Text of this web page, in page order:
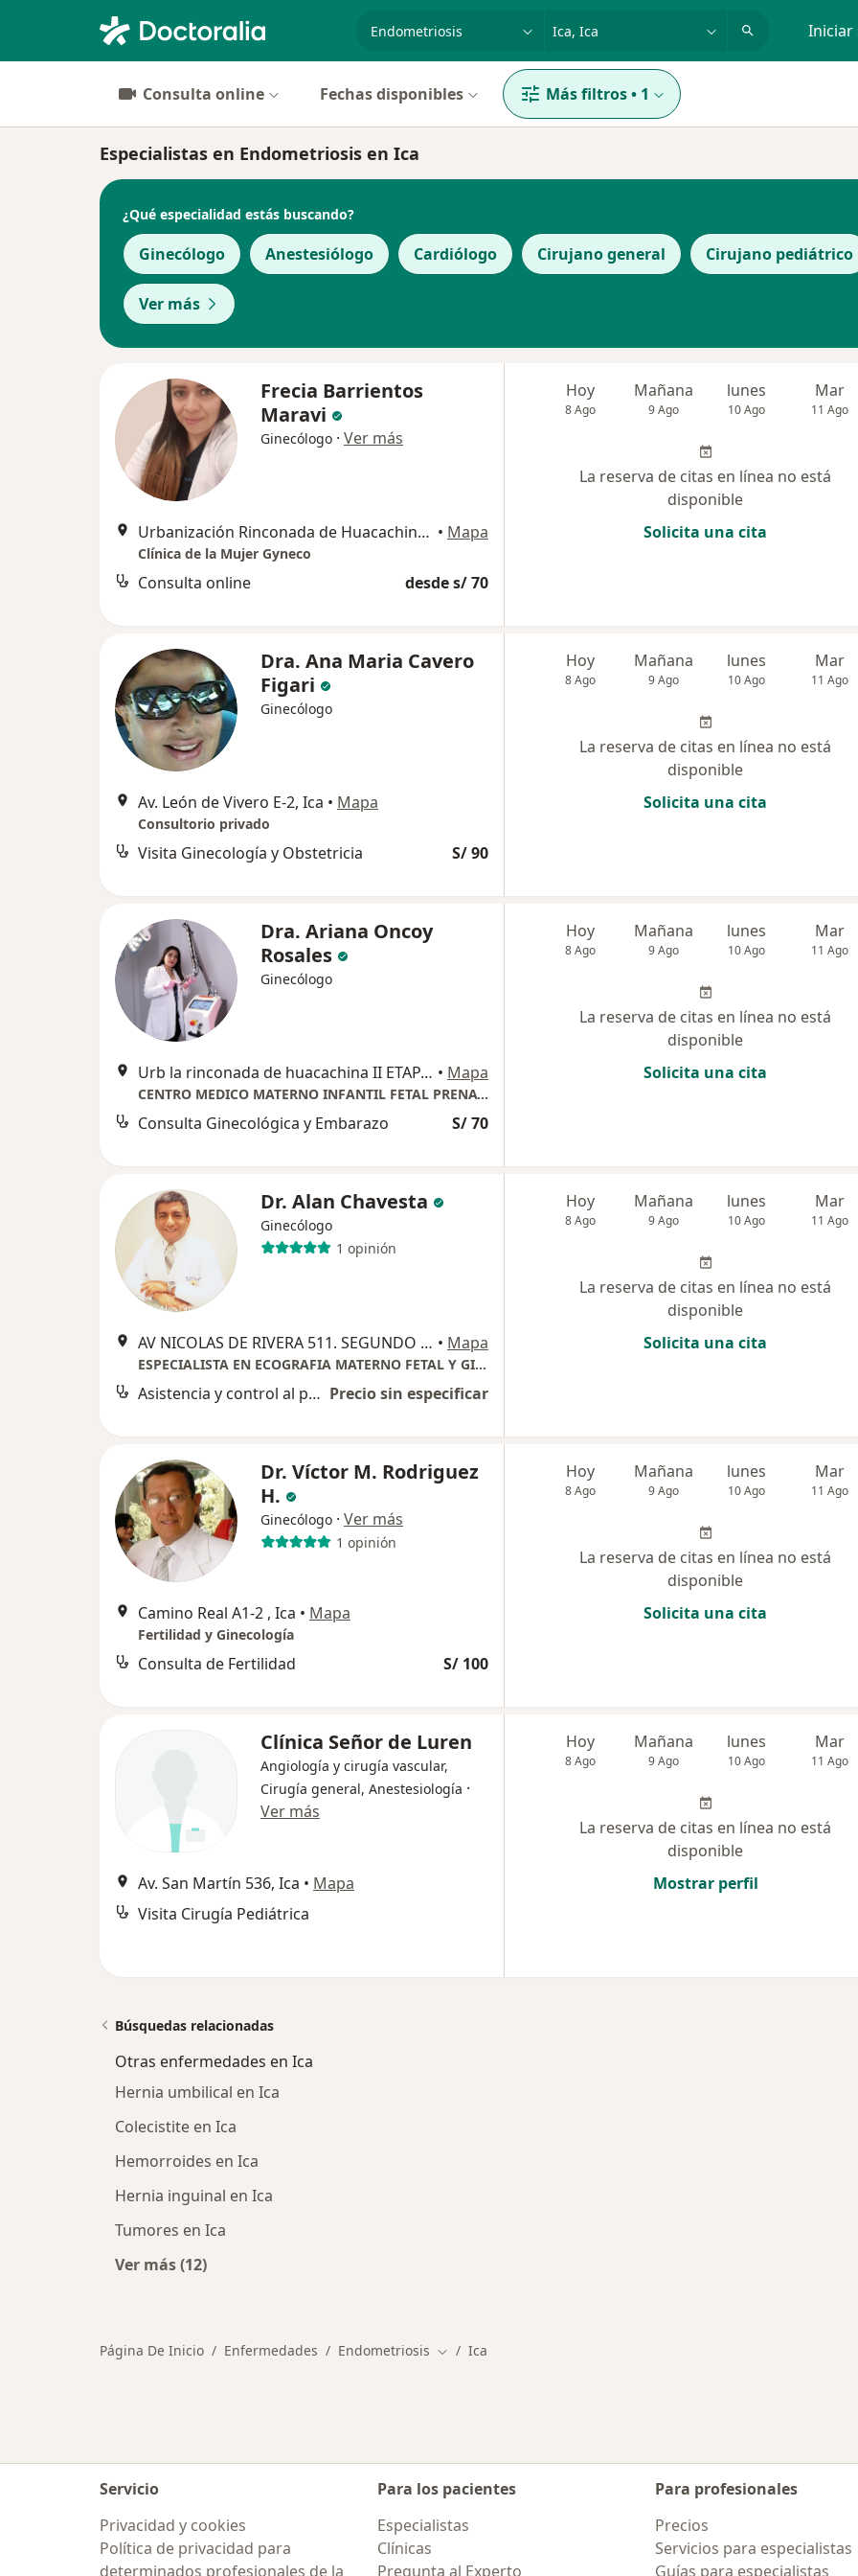
Iniciar
Consulta online Fechas disponibles Más filtros• 1
Especialistas en Endometriosis en Ica
¿Qué especialidad estás buscando?
Ginecólogo Anestesiólogo Cardiólogo Cirujano general Cirujano pediátrico
Ver más
Frecia Barrientos
Maravi
Ginecólogo · Ver más
Urbanización Rinconada de Huacachina II etapa F9, Ica • Mapa
Clínica de la Mujer Gyneco
Consulta online desde s/ 70
Hoy
8 Ago
Mañana
9 Ago
lunes
10 Ago
Mar
11 Ago
La reserva de citas en línea no está
disponible
Solicita una cita
Dra. Ana Maria Cavero
Figari
Ginecólogo
Av. León de Vivero E-2, Ica • Mapa
Consultorio privado
Visita Ginecología y Obstetricia S/ 90
Hoy
8 Ago
Mañana
9 Ago
lunes
10 Ago
Mar
11 Ago
La reserva de citas en línea no está
disponible
Solicita una cita
Dra. Ariana Oncoy
Rosales
Ginecólogo
Urb la rinconada de huacachina II ETAPA / MZA F -13, Ica • Mapa
CENTRO MEDICO MATERNO INFANTIL FETAL PRENATALIA
Consulta Ginecológica y Embarazo S/ 70
Hoy
8 Ago
Mañana
9 Ago
lunes
10 Ago
Mar
11 Ago
La reserva de citas en línea no está
disponible
Solicita una cita
Dr. Alan Chavesta
Ginecólogo
1 opinión
AV NICOLAS DE RIVERA 511. SEGUNDO PISO. CLÍNICA OPTIMA VISIÓN., Ica • Mapa
ESPECIALISTA EN ECOGRAFIA MATERNO FETAL Y GINECÓLOGIA
Asistencia y control al parto Precio sin especificar
Hoy
8 Ago
Mañana
9 Ago
lunes
10 Ago
Mar
11 Ago
La reserva de citas en línea no está
disponible
Solicita una cita
Dr. Víctor M. Rodriguez
H.
Ginecólogo · Ver más
1 opinión
Camino Real A1-2 , Ica • Mapa
Fertilidad y Ginecología
Consulta de Fertilidad S/ 100
Hoy
8 Ago
Mañana
9 Ago
lunes
10 Ago
Mar
11 Ago
La reserva de citas en línea no está
disponible
Solicita una cita
Clínica Señor de Luren
Angiología y cirugía vascular,
Cirugía general, Anestesiología ·
Ver más
Av. San Martín 536, Ica • Mapa
Visita Cirugía Pediátrica
Hoy
8 Ago
Mañana
9 Ago
lunes
10 Ago
Mar
11 Ago
La reserva de citas en línea no está
disponible
Mostrar perfil
Búsquedas relacionadas
Otras enfermedades en Ica
Hernia umbilical en Ica
Colecistite en Ica
Hemorroides en Ica
Hernia inguinal en Ica
Tumores en Ica
Ver más (12)
Página De Inicio Enfermedades Endometriosis Cambiar de ciudad
Ica
Servicio
Privacidad y cookies
Política de privacidad para
determinados profesionales de la
Para los pacientes
Especialistas
Clínicas
Pregunta al Experto
Para profesionales
Precios
Servicios para especialistas
Guías para especialistas